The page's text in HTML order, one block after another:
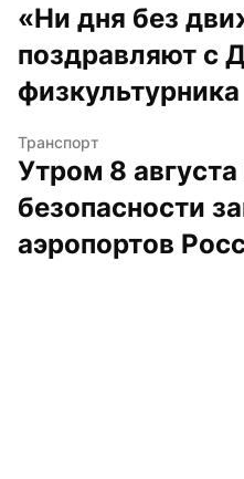
«Ни дня без
поздравляют с
физкультурника
Транспорт
Утром 8
безопасности
аэропортов